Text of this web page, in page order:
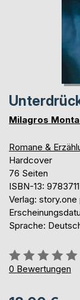
Milagros
Romane &
Hardcover
76 Seiten
ISBN-13:
Verlag: story.one
Sprache:
Bewertung::
0%
0 Bewertungen